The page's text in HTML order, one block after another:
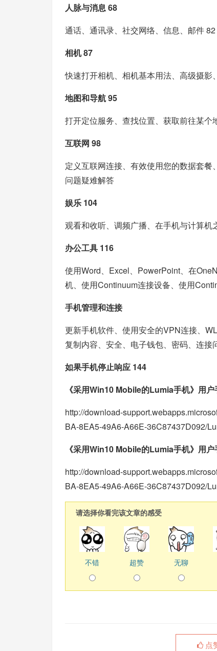
人脉与消息 68
通话、通讯录、社交网络、信息、邮件 82
相机 87
快速打开相机、相机基本用法、高级摄影
地图和导航 95
打开定位服务、查找位置、获取前往某
互联网 98
定义互联网连接、有效使用您的数据套
问题疑难解答
娱乐 104
观看和收听、调频广播、在手机与计算
办公工具 116
使用Word、Excel、PowerPoint、在
机、使用Continuum连接设备、使用
手机管理和连接
更新手机软件、使用安全的VPN连接、
复制内容、安全、电子钱包、密码、连接
如果手机停止响应 144
《采用Win10 Mobile的Lumia手机》用
http://download-
BA-8EA5-49A6-A66E-36C87437D092/
《采用Win10 Mobile的Lumia手机》用
http://download-
BA-8EA5-49A6-A66E-36C87437D092/
请选择你看完该文章的感受
不错 超赞 无聊
点